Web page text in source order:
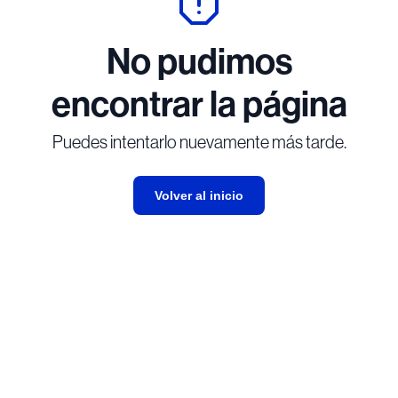
No pudimos
encontrar la página
Puedes intentarlo nuevamente más tarde.
Volver al inicio